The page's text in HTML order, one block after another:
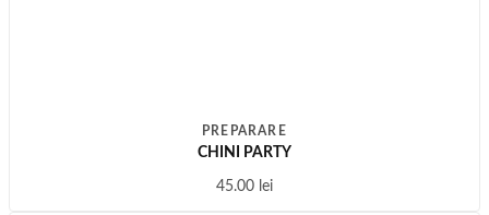
PREPARARE
CHINI PARTY
45.00 lei